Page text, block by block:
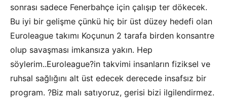
sonrası sadece Fenerbahçe için çalışıp ter dökecek.
Bu iyi bir gelişme çünkü hiç bir üst düzey hedefi olan
Euroleague takımı Koçunun 2 tarafa birden konsantre
olup savaşması imkansıza yakın. Hep
söylerim..Euroleague?in takvimi insanların fiziksel ve
ruhsal sağlığını alt üst edecek derecede insafsız bir
program. ?Biz malı satıyoruz, gerisi bizi ilgilendirmez.